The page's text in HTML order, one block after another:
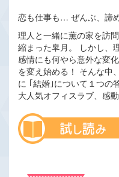
恋も仕事も… ぜんぶ、諦め
理人と一緒に薫の家を訪
縮まった皐月。 しかし、
感情にも何やら意外な変
を変え始める！ そんな中
に ｢結婚｣について１つ
大人気オフィスラブ、感